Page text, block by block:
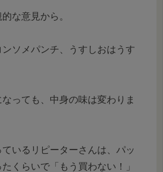
な意見から。
ソメパンチ、うすしおはうす
っても、中身の味は変わりま
いるリピーターさんは、パッ
くらいで「もう買わない！」